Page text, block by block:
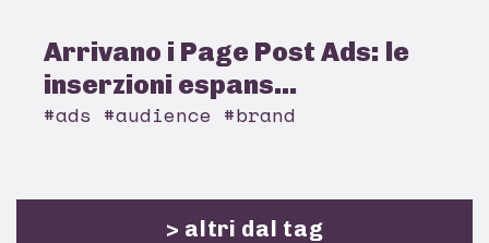
Arrivano i Page Post Ads: le
inserzioni espans...
#ads #audience #brand
> altri dal tag